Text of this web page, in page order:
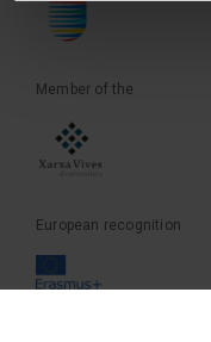
Member of the
European recognition